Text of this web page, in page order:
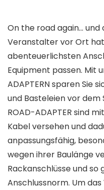
On the road again…
Veranstalter vor Ort
abenteuerlichsten
Equipment passen. Mit
ADAPTERN sparen Sie
und Basteleien vor dem
ROAD-ADAPTER sind
Kabel versehen und
anpassungsfähig,
wegen ihrer Baulänge
Rackanschlüsse und so
Anschlussnorm. Um